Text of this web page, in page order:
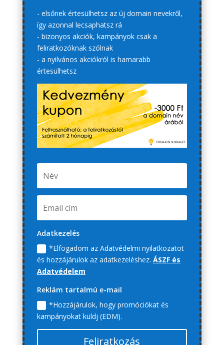
- elsőnek értesülhetsz az új domain nevekről,
így azonnal lecsaphatsz rá
- bizonyos akciók, kampányok csak a
feliratkozóknak szólnak
- a nyilvános akciókról is hamarabb
értesülhetsz
Adatkezelés
*Elfogadom az Adatvédelmi nyilatkozatot
és hozzájárulok az adatkezeléshez. ÁSZF és
Adatvédelem
Reklám tartalmú e-mail
*Hozzájárulok, hogy promóciókat és
kampányokat küldj (EDM).
Feliratkozás